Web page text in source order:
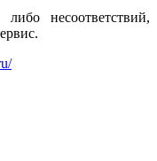
несоответствий,